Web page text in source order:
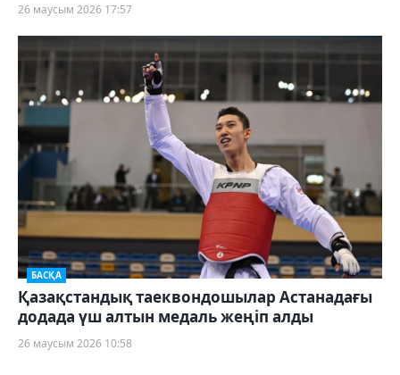
26 маусым 2026 17:57
БАСҚА
Қазақстандық таеквондошылар Астанадағы
додада үш алтын медаль жеңіп алды
26 маусым 2026 10:58